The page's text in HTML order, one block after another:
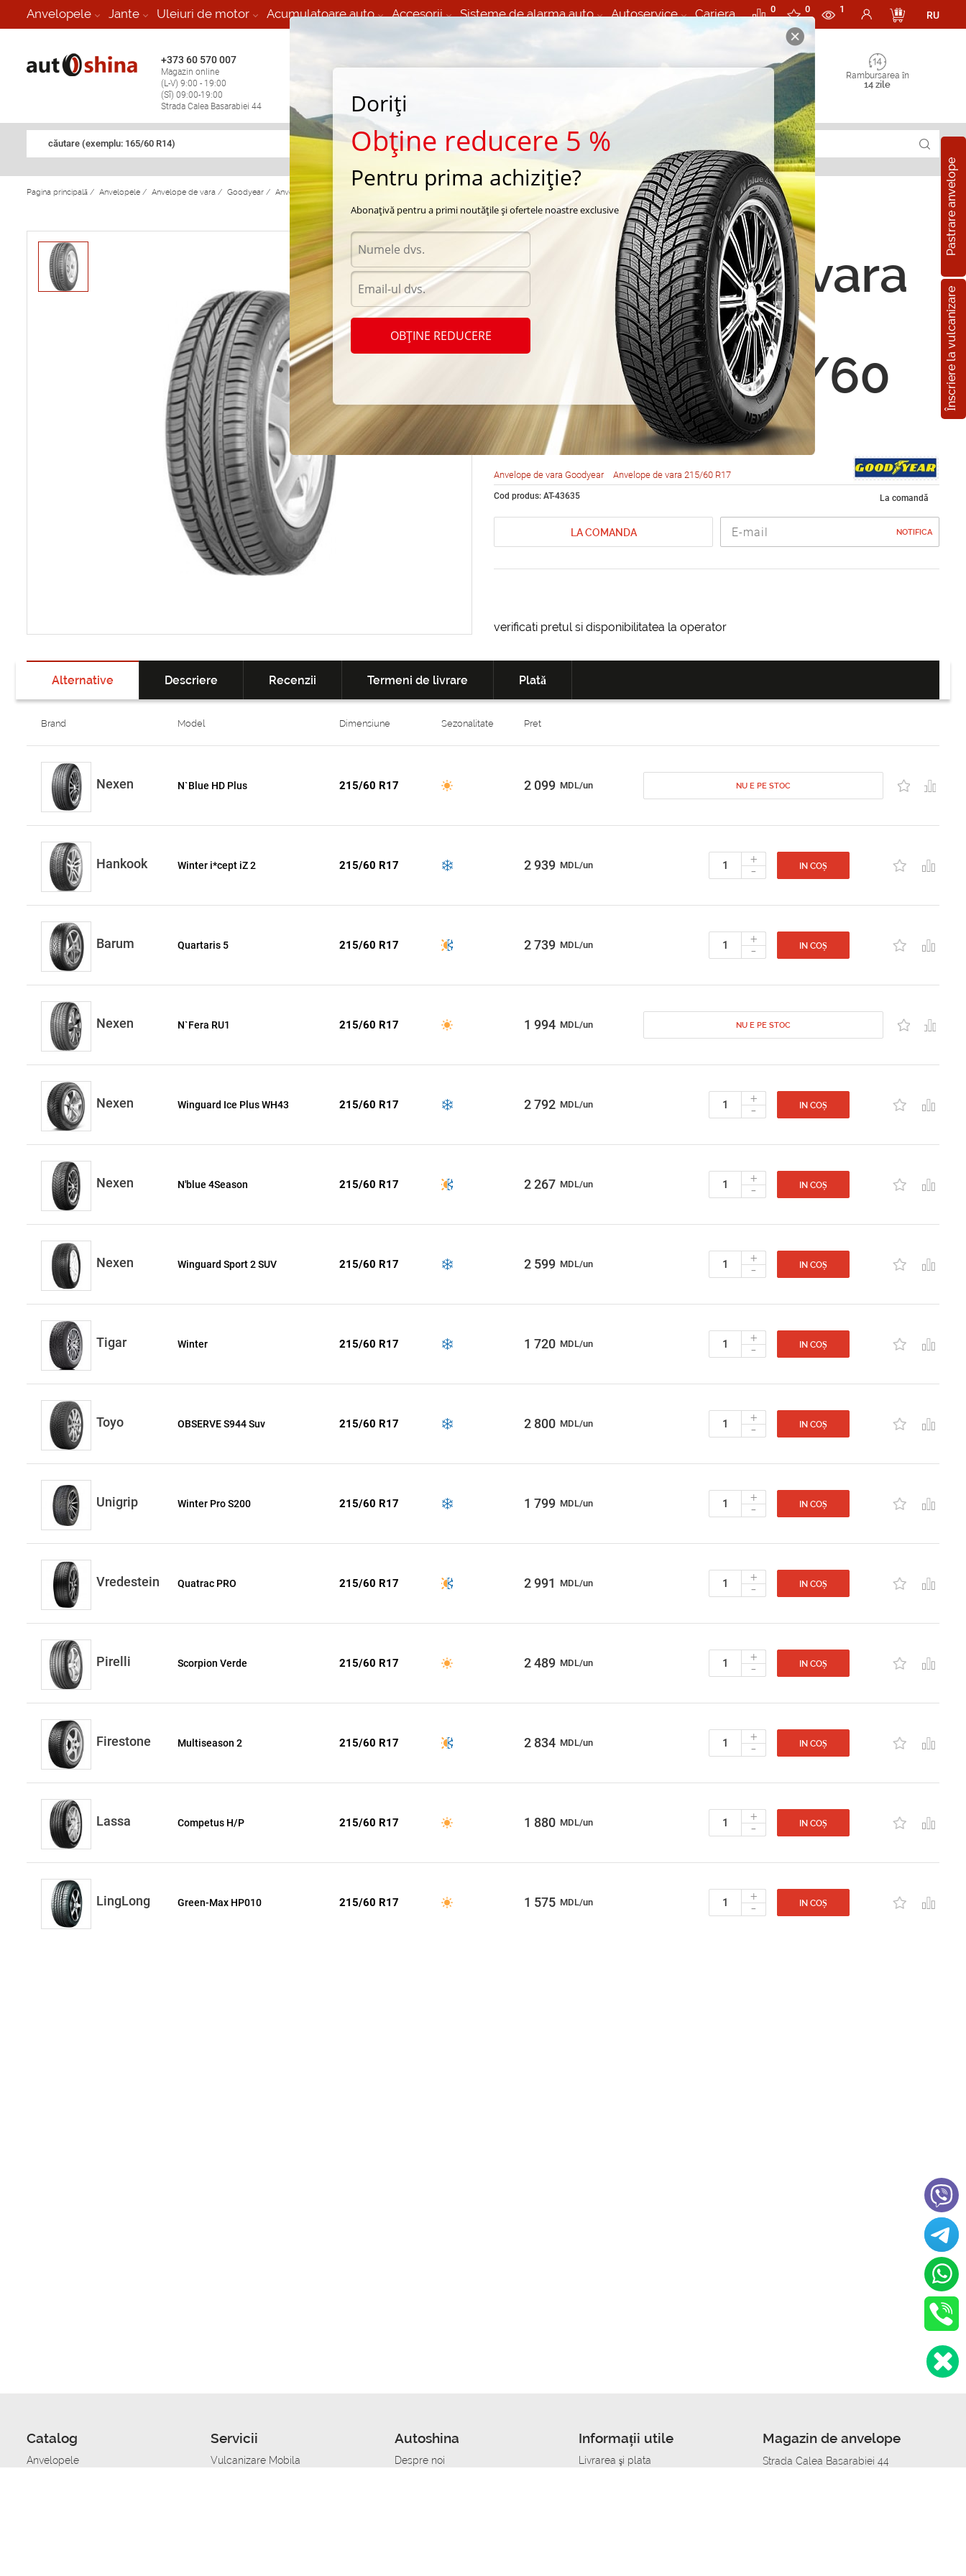
Anvelopele Jante Uleiuri de motor Acumulatoare auto Accesorii Sisteme de alarma auto Autoservice Cariera 0 0 1
RU
+373 60 570 007
Magazin online
(L-V) 9:00 - 19:00
(Sî) 09:00-19:00
Strada Calea Basarabiei 44
Vulcanizare Mobila 24/7 non
Rambursarea în
14 zile
căutare (exemplu: 165/60 R14)
Pastrare anvelope
Înscriere la vulcanizare
Pagina principală / Anvelopele / Anvelope de vara / Goodyear / Anvelope de vara Goodyear / Goodyear DuraGrip 215/60 R17 96H
Anvelope de vara
Goodyear
DuraGrip 215/60
R17 96H
Anvelope de vara Goodyear Anvelope de vara 215/60 R17
Cod produs: AT-43635 La comandă
LA COMANDA NOTIFICA
verificati pretul si disponibilitatea la operator
Alternative Descriere Recenzii Termeni de livrare Plată
Brand Model Dimensiune Sezonalitate Pret
Nexen N`Blue HD Plus 215/60 R17 2 099 MDL/un NU E PE STOC
Hankook Winter i*cept iZ 2 215/60 R17 2 939 MDL/un +
- IN COȘ
Barum Quartaris 5 215/60 R17 2 739 MDL/un +
- IN COȘ
Nexen N`Fera RU1 215/60 R17 1 994 MDL/un NU E PE STOC
Nexen Winguard Ice Plus WH43 215/60 R17 2 792 MDL/un +
- IN COȘ
Nexen N'blue 4Season 215/60 R17 2 267 MDL/un +
- IN COȘ
Nexen Winguard Sport 2 SUV 215/60 R17 2 599 MDL/un +
- IN COȘ
Tigar Winter 215/60 R17 1 720 MDL/un +
- IN COȘ
Toyo OBSERVE S944 Suv 215/60 R17 2 800 MDL/un +
- IN COȘ
Unigrip Winter Pro S200 215/60 R17 1 799 MDL/un +
- IN COȘ
Vredestein Quatrac PRO 215/60 R17 2 991 MDL/un +
- IN COȘ
Pirelli Scorpion Verde 215/60 R17 2 489 MDL/un +
- IN COȘ
Firestone Multiseason 2 215/60 R17 2 834 MDL/un +
- IN COȘ
Lassa Competus H/P 215/60 R17 1 880 MDL/un +
- IN COȘ
LingLong Green-Max HP010 215/60 R17 1 575 MDL/un +
- IN COȘ
Catalog
Anvelopele
Servicii
Vulcanizare Mobila
Autoshina
Despre noi
Informații utile
Livrarea şi plata
Magazin de anvelope
Strada Calea Basarabiei 44
Doriți
Obține reducere 5 %
Pentru prima achiziție?
Abonațivă pentru a primi noutățile și ofertele noastre exclusive
OBȚINE REDUCERE